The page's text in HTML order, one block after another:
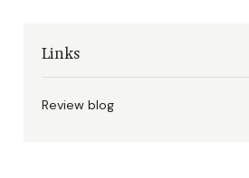
Links
Review blog